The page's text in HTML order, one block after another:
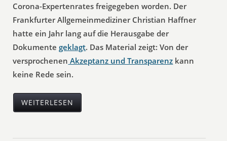
Corona-Expertenrates freigegeben worden. Der
Frankfurter Allgemeinmediziner Christian Haffner
hatte ein Jahr lang auf die Herausgabe der
Dokumentegeklagt. Das Material zeigt: Von der
versprochenen Akzeptanz und Transparenz kann
keine Rede sein.
WEITERLESEN